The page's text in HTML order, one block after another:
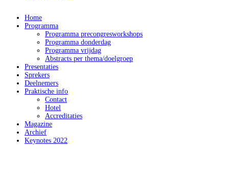
Home
Programma
Programma precongresworkshops
Programma donderdag
Programma vrijdag
Abstracts per thema/doelgroep
Presentaties
Sprekers
Deelnemers
Praktische info
Contact
Hotel
Accreditaties
Magazine
Archief
Keynotes 2022